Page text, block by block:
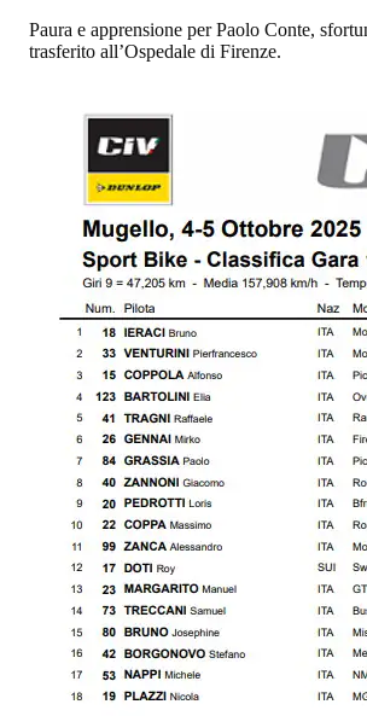
Paura e apprensione per Paolo Conte,
trasferito all’Ospedale di Firenze.